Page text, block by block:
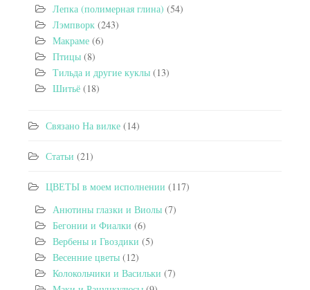
Лепка (полимерная глина) (54)
Лэмпворк (243)
Макраме (6)
Птицы (8)
Тильда и другие куклы (13)
Шитьё (18)
Связано На вилке (14)
Статьи (21)
ЦВЕТЫ в моем исполнении (117)
Анютины глазки и Виолы (7)
Бегонии и Фиалки (6)
Вербены и Гвоздики (5)
Весенние цветы (12)
Колокольчики и Васильки (7)